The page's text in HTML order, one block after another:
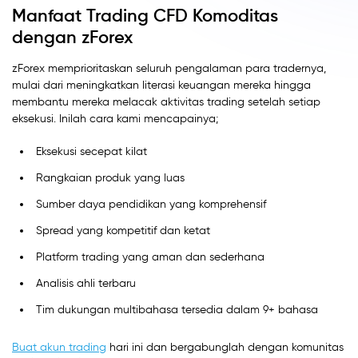
Manfaat Trading CFD Komoditas
dengan zForex
zForex memprioritaskan seluruh pengalaman para tradernya,
mulai dari meningkatkan literasi keuangan mereka hingga
membantu mereka melacak aktivitas trading setelah setiap
eksekusi. Inilah cara kami mencapainya;
Eksekusi secepat kilat
Rangkaian produk yang luas
Sumber daya pendidikan yang komprehensif
Spread yang kompetitif dan ketat
Platform trading yang aman dan sederhana
Analisis ahli terbaru
Tim dukungan multibahasa tersedia dalam 9+ bahasa
Buat akun trading hari ini dan bergabunglah dengan komunitas